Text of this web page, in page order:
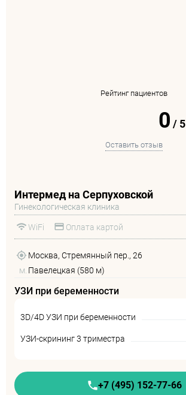
Рейтинг пациентов
0 / 5
Оставить отзыв
Интермед на Серпуховской
Гинекологическая клиника
WiFi Оплата картой
Москва, Стремянный пер., 26
м. Павелецкая (580 м)
УЗИ при беременности
3D/4D УЗИ при беременности
УЗИ-скрининг 3 триместра
+7 (495) 152-77-66